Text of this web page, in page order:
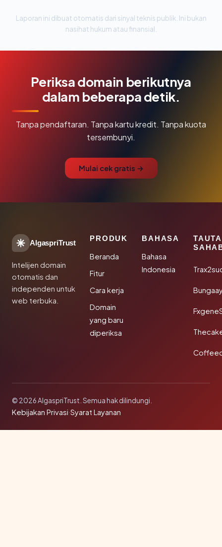
Laporan ini dibuat otomatis dari sinyal teknis publik. Ini bukan
nasihat hukum atau finansial.
Periksa domain berikutnya
dalam beberapa detik.
Tanpa pendaftaran. Tanpa kartu kredit. Tanpa kuota
tersembunyi.
Mulai cek gratis →
AlgaspriTrust
Intelijen domain
otomatis dan
independen untuk
web terbuka.
PRODUK
Beranda
Fitur
Cara kerja
Domain
yang baru
diperiksa
BAHASA
Bahasa
Indonesia
© 2026 AlgaspriTrust. Semua hak dilindungi.
Kebijakan Privasi·Syarat Layanan